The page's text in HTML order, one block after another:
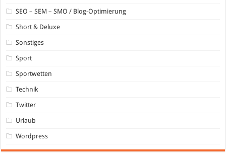
SEO – SEM – SMO / Blog-Optimierung
Short & Deluxe
Sonstiges
Sport
Sportwetten
Technik
Twitter
Urlaub
Wordpress